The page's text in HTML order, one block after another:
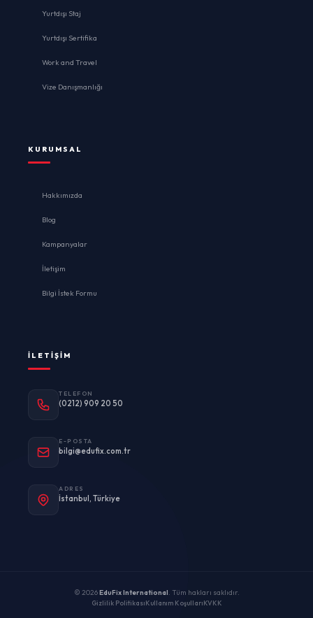
Yurtdışı Staj
Yurtdışı Sertifika
Work and Travel
Vize Danışmanlığı
KURUMSAL
Hakkımızda
Blog
Kampanyalar
İletişim
Bilgi İstek Formu
İLETIŞIM
TELEFON
(0212) 909 20 50
E-POSTA
bilgi@edufix.com.tr
ADRES
İstanbul, Türkiye
© 2026EduFix International. Tüm hakları saklıdır.
Gizlilik PolitikasıKullanım KoşullarıKVKK